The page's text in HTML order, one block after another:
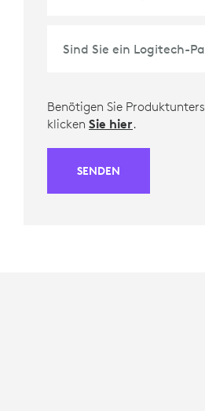
Benötigen Sie
klicken Sie hier.
SENDEN